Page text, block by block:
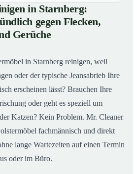
in Starnberg: Fasertief und
Verfärbungen und Gerüche
Profis Polstermöbel in Starnberg
in Starnberg:
gegen Flecken,
Gerüche
in Starnberg reinigen, weil
oder der typische Jeansabrieb Ihre
erscheinen lässt? Brauchen Ihre
oder geht es speziell um
Katzen? Kein Problem. Mr. Cleaner
fachmännisch und direkt
lange Wartezeiten auf einen Termin
oder im Büro.